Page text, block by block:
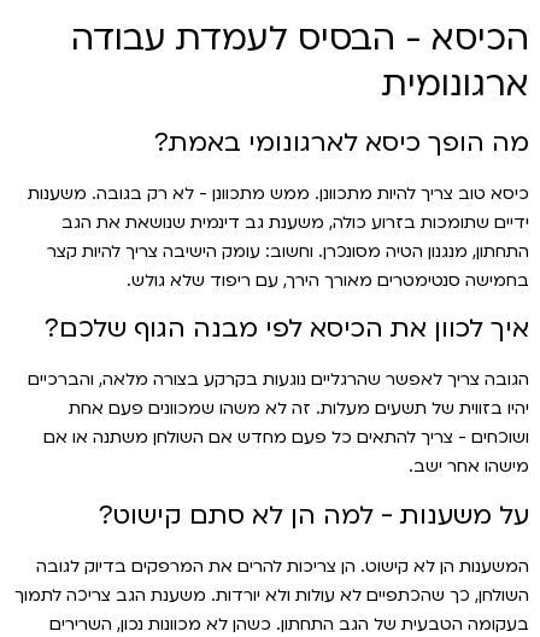
הכיסא - הבסיס לעמדת עבודה
ארגונומית
מה הופך כיסא לארגונומי באמת?
כיסא טוב צריך להיות מתכוונן. ממש מתכוונן - לא רק בגובה. משענות
ידיים שתומכות בזרוע כולה, משענת גב דינמית שנושאת את הגב
התחתון, מנגנון הטיה מסונכרן. וחשוב: עומק הישיבה צריך להיות קצר
בחמישה סנטימטרים מאורך הירך, עם ריפוד שלא גולש.
איך לכוון את הכיסא לפי מבנה הגוף שלכם?
הגובה צריך לאפשר שהרגליים נוגעות בקרקע בצורה מלאה, והברכיים
יהיו בזווית של תשעים מעלות. זה לא משהו שמכוונים פעם אחת
ושוכחים - צריך להתאים כל פעם מחדש אם השולחן משתנה או אם
מישהו אחר ישב.
על משענות - למה הן לא סתם קישוט?
המשענות הן לא קישוט. הן צריכות להרים את המרפקים בדיוק לגובה
השולחן, כך שהכתפיים לא עולות ולא יורדות. משענת הגב צריכה לתמוך
בעקומה הטבעית של הגב התחתון. כשהן לא מכוונות נכון, השרירים